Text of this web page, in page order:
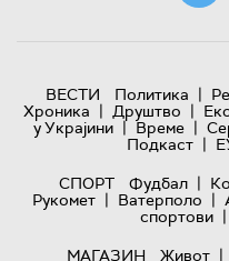
ВЕСТИ Политика |
Хроника | Друштво |
у Украјини | Време |
Подкаст |
СПОРТ
Фудбал |
Рукомет | Ватерполо |
спортови |
МАГАЗИН
Живот |